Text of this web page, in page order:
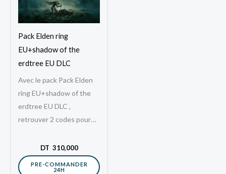
Pack Elden ring
EU+shadow of the
erdtree EU DLC
Avec le pack Pack Elden
ring EU+shadow of the
erdtree EU DLC ,
retrouver 2 codes pour
DT 310,000
PRE-COMMANDER
24H